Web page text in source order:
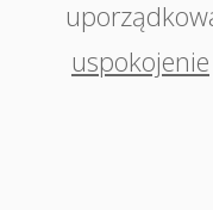
uspokojenie